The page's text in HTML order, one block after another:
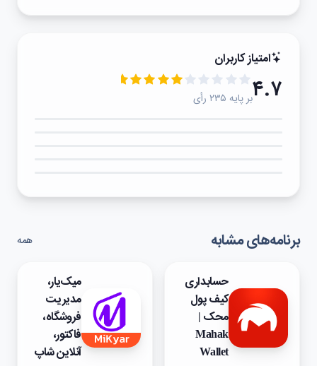
امتیاز کاربران
۴.۷بر پایه ۲۳۵ رأی
برنامه‌های مشابه همه
حسابداری
کیف پول
محک |‌
Mahak
Wallet
میک‌یار،
مدیریت
فروشگاه،
فاکتور،
آنلاین شاپ